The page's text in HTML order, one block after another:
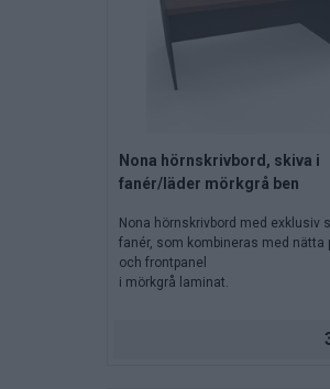
Nona hörnskrivbord, skiva i
fanér/läder mörkgrå ben
Nona hörnskrivbord med exklusiv
fanér, som kombineras med nätta
och frontpanel
i mörkgrå laminat.